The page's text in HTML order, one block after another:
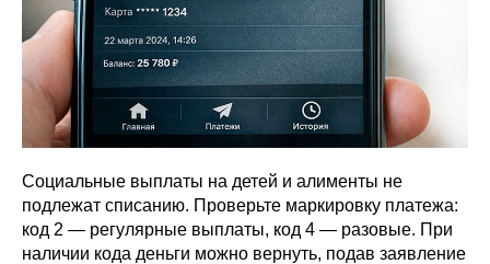
Социальные выплаты на детей и алименты не
подлежат списанию. Проверьте маркировку платежа:
код 2 — регулярные выплаты, код 4 — разовые. При
наличии кода деньги можно вернуть, подав заявление